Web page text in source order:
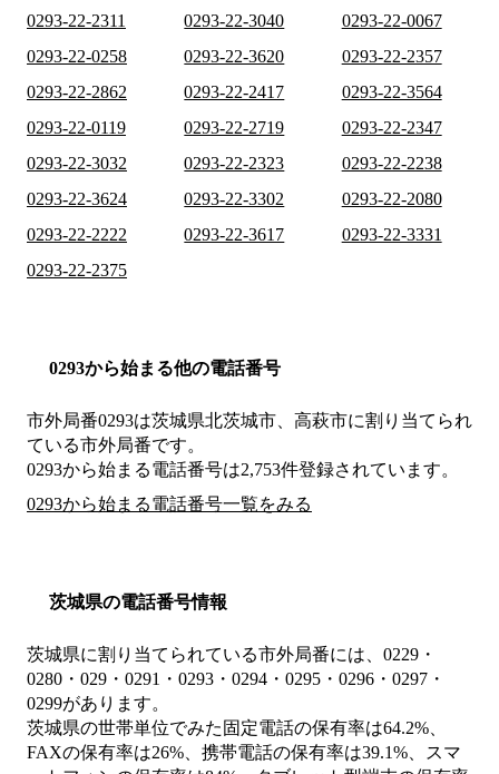
0293-22-2311
0293-22-3040
0293-22-0067
0293-22-0258
0293-22-3620
0293-22-2357
0293-22-2862
0293-22-2417
0293-22-3564
0293-22-0119
0293-22-2719
0293-22-2347
0293-22-3032
0293-22-2323
0293-22-2238
0293-22-3624
0293-22-3302
0293-22-2080
0293-22-2222
0293-22-3617
0293-22-3331
0293-22-2375
0293から始まる他の電話番号
市外局番0293は茨城県北茨城市、高萩市に割り当てられ
ている市外局番です。
0293から始まる電話番号は2,753件登録されています。
0293から始まる電話番号一覧をみる
茨城県の電話番号情報
茨城県に割り当てられている市外局番には、0229・
0280・029・0291・0293・0294・0295・0296・0297・
0299があります。
茨城県の世帯単位でみた固定電話の保有率は64.2%、
FAXの保有率は26%、携帯電話の保有率は39.1%、スマ